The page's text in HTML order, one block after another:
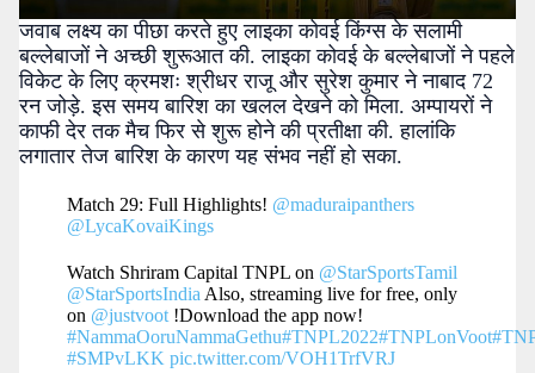
जवाब लक्ष्य का पीछा करते हुए लाइका कोवई किंग्स के सलामी
बल्लेबाजों ने अच्छी शुरूआत की. लाइका कोवई के बल्लेबाजों ने पहले
विकेट के लिए क्रमशः श्रीधर राजू और सुरेश कुमार ने नाबाद 72
रन जोड़े. इस समय बारिश का खलल देखने को मिला. अम्पायरों ने
काफी देर तक मैच फिर से शुरू होने की प्रतीक्षा की. हालांकि
लगातार तेज बारिश के कारण यह संभव नहीं हो सका.
Match 29: Full Highlights! @maduraipanthers
@LycaKovaiKings
Watch Shriram Capital TNPL on @StarSportsTamil
@StarSportsIndia Also, streaming live for free, only
on @justvoot !Download the app now!
#NammaOoruNammaGethu#TNPL2022#TNPLonVoot
#SMPvLKK pic.twitter.com/VOH1TrfVRJ